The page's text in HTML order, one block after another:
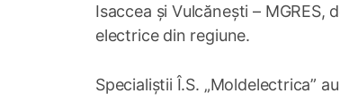
Isaccea și Vulcănești –
electrice din regiune.
Specialiștii Î.S. „Moldelectrica”